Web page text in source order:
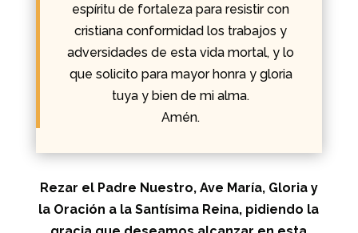
espíritu de fortaleza para resistir con
cristiana conformidad los trabajos y
adversidades de esta vida mortal, y lo
que solicito para mayor honra y gloria
tuya y bien de mi alma.
Amén.
Rezar el Padre Nuestro, Ave María, Gloria y
la Oración a la Santísima Reina, pidiendo la